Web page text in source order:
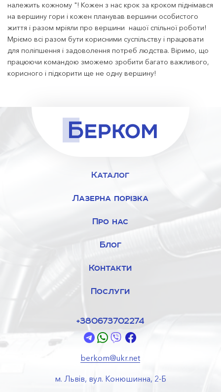
належить кожному "! Кожен з нас крок за кроком піднімався
на вершину гори і кожен планував вершини особистого
життя і разом мріяли про вершини нашої спільної роботи!
Мріємо всі разом бути корисними суспільству і працювати
для поліпшення і задоволення потреб людства. Віримо, що
працюючи командою зможемо зробити багато важливого,
корисного і підкорити ще не одну вершину!
Каталог
Лазерна порізка
Про нас
Блог
Контакти
Послуги
+380673702274
berkom@ukr.net
м. Львів, вул. Конюшинна, 2-Б